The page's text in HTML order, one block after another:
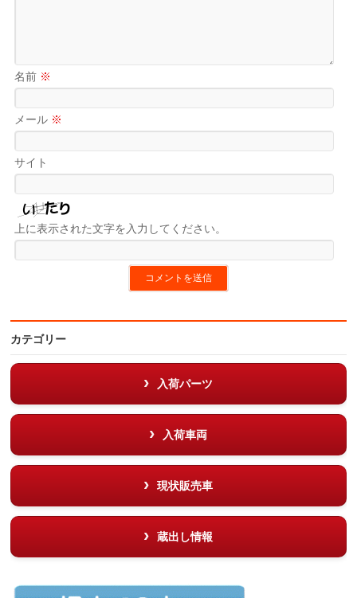
名前 ※
メール ※
サイト
上に表示された文字を入力してください。
カテゴリー
入荷パーツ
入荷車両
現状販売車
蔵出し情報